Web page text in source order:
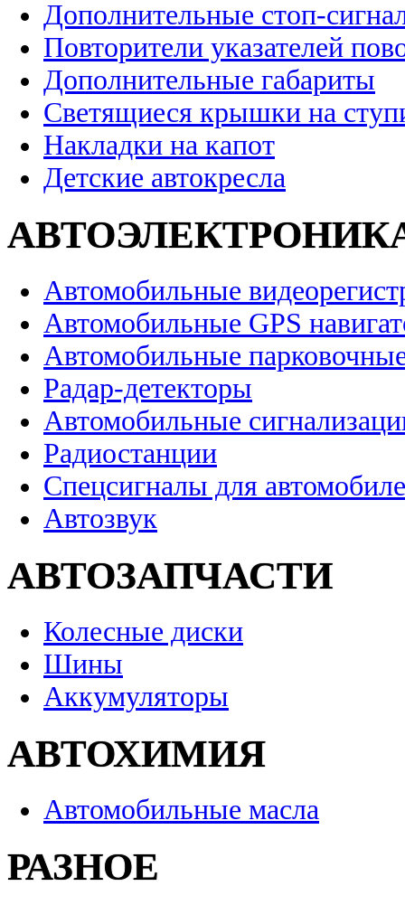
Дополнительные стоп-
Повторители указателей
Дополнительные габариты
Светящиеся крышки на
Накладки на капот
Детские автокресла
Автомобильные
Автомобильные GPS
Автомобильные
Радар-детекторы
Автомобильные
Радиостанции
Спецсигналы для
Автозвук
АВТОЗАПЧАСТИ
Колесные диски
Шины
Аккумуляторы
АВТОХИМИЯ
Автомобильные масла
РАЗНОЕ